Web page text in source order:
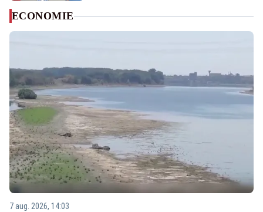
ECONOMIE
7 aug. 2026, 14:03